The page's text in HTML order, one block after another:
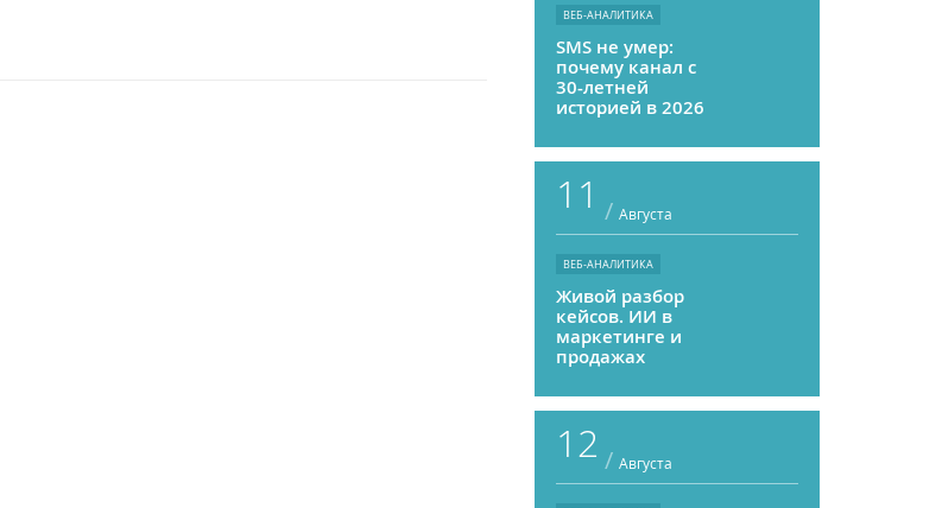
ВЕБ-АНАЛИТИКА
SMS не умер:
почему канал с
30-летней
историей в 2026
приносить ROMI
выше, чем
мессенджеры
11 / Августа
ВЕБ-АНАЛИТИКА
Живой разбор
кейсов. ИИ в
маркетинге и
продажах
12 / Августа